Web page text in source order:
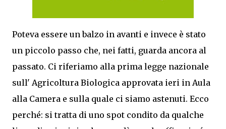
Poteva essere un balzo in avanti e invece è stato
un piccolo passo che, nei fatti, guarda ancora al
passato. Ci riferiamo alla prima legge nazionale
sull' Agricoltura Biologica approvata ieri in Aula
alla Camera e sulla quale ci siamo astenuti. Ecco
perché: si tratta di uno spot condito da qualche